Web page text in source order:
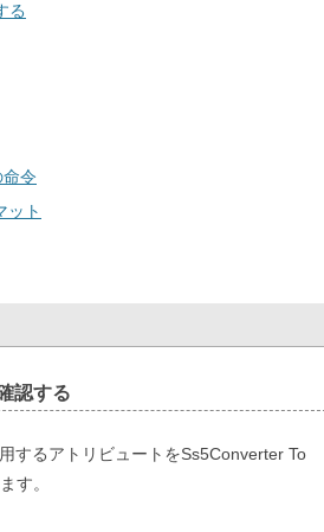
る
令
ット
認する
するアトリビュートをSs5Converter To
す。